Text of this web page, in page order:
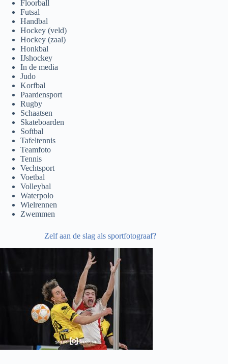
Floorball
Futsal
Handbal
Hockey (veld)
Hockey (zaal)
Honkbal
IJshockey
In de media
Judo
Korfbal
Paardensport
Rugby
Schaatsen
Skateboarden
Softbal
Tafeltennis
Teamfoto
Tennis
Vechtsport
Voetbal
Volleybal
Waterpolo
Wielrennen
Zwemmen
Zelf aan de slag als sportfotograaf?